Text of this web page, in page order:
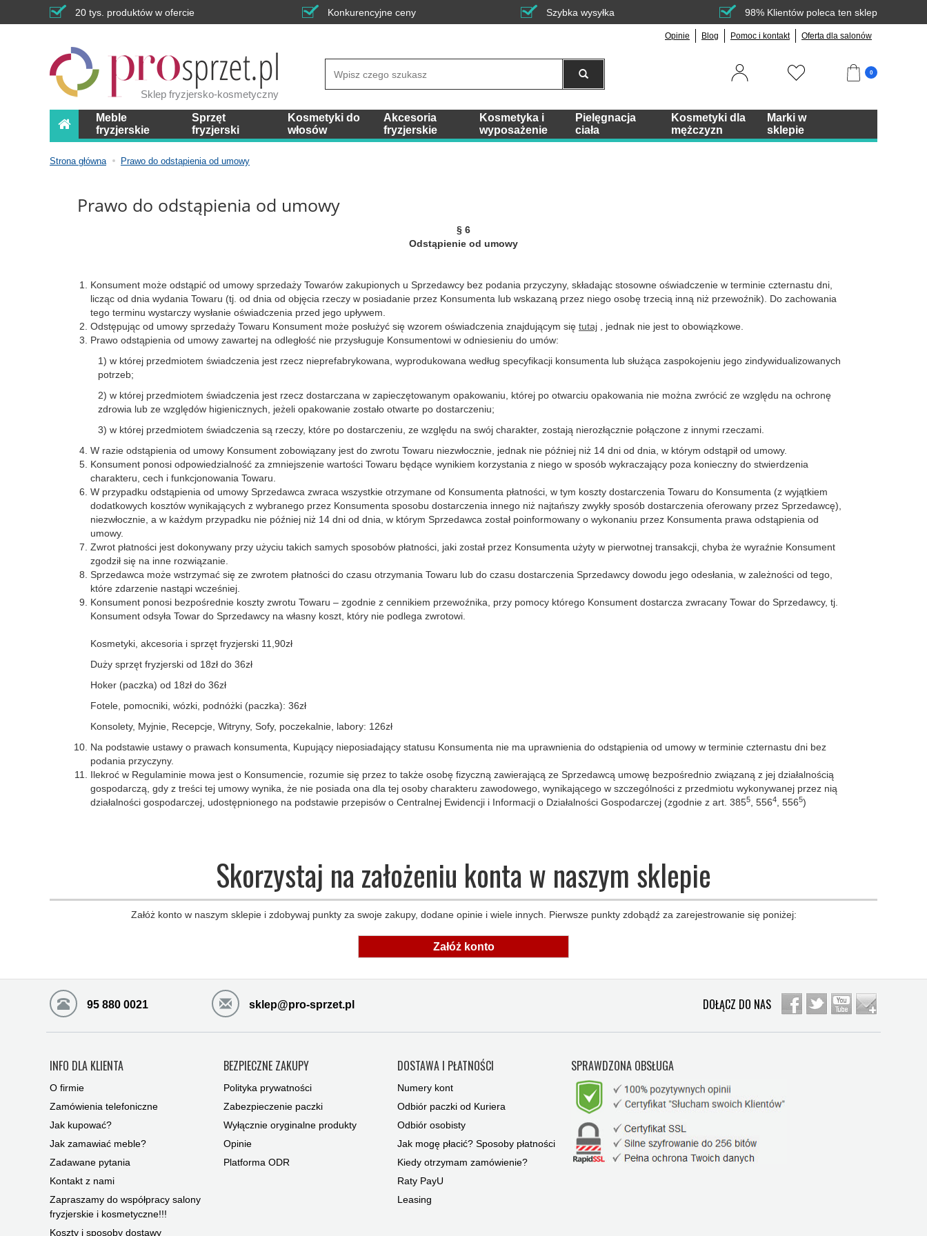
20 tys. produktów w ofercie Konkurencyjne ceny Szybka wysyłka 98% Klientów poleca ten sklep
Opinie Blog Pomoc i kontakt Oferta dla salonów
Sklep fryzjersko-kosmetyczny
0
Meble
fryzjerskie
Sprzęt
fryzjerski
Kosmetyki do
włosów
Akcesoria
fryzjerskie
Kosmetyka i
wyposażenie
Pielęgnacja
ciała
Kosmetyki dla
mężczyzn
Marki w
sklepie
Strona główna Prawo do odstąpienia od umowy
Prawo do odstąpienia od umowy
§ 6
Odstąpienie od umowy
Konsument może odstąpić od umowy sprzedaży Towarów zakupionych u Sprzedawcy bez podania przyczyny, składając stosowne oświadczenie w terminie czternastu dni,
licząc od dnia wydania Towaru (tj. od dnia od objęcia rzeczy w posiadanie przez Konsumenta lub wskazaną przez niego osobę trzecią inną niż przewoźnik). Do zachowania
tego terminu wystarczy wysłanie oświadczenia przed jego upływem.
Odstępując od umowy sprzedaży Towaru Konsument może posłużyć się wzorem oświadczenia znajdującym się tutaj , jednak nie jest to obowiązkowe.
Prawo odstąpienia od umowy zawartej na odległość nie przysługuje Konsumentowi w odniesieniu do umów:
1) w której przedmiotem świadczenia jest rzecz nieprefabrykowana, wyprodukowana według specyfikacji konsumenta lub służąca zaspokojeniu jego zindywidualizowanych
potrzeb;
2) w której przedmiotem świadczenia jest rzecz dostarczana w zapieczętowanym opakowaniu, której po otwarciu opakowania nie można zwrócić ze względu na ochronę
zdrowia lub ze względów higienicznych, jeżeli opakowanie zostało otwarte po dostarczeniu;
3) w której przedmiotem świadczenia są rzeczy, które po dostarczeniu, ze względu na swój charakter, zostają nierozłącznie połączone z innymi rzeczami.
W razie odstąpienia od umowy Konsument zobowiązany jest do zwrotu Towaru niezwłocznie, jednak nie później niż 14 dni od dnia, w którym odstąpił od umowy.
Konsument ponosi odpowiedzialność za zmniejszenie wartości Towaru będące wynikiem korzystania z niego w sposób wykraczający poza konieczny do stwierdzenia
charakteru, cech i funkcjonowania Towaru.
W przypadku odstąpienia od umowy Sprzedawca zwraca wszystkie otrzymane od Konsumenta płatności, w tym koszty dostarczenia Towaru do Konsumenta (z wyjątkiem
dodatkowych kosztów wynikających z wybranego przez Konsumenta sposobu dostarczenia innego niż najtańszy zwykły sposób dostarczenia oferowany przez Sprzedawcę),
niezwłocznie, a w każdym przypadku nie później niż 14 dni od dnia, w którym Sprzedawca został poinformowany o wykonaniu przez Konsumenta prawa odstąpienia od
umowy.
Zwrot płatności jest dokonywany przy użyciu takich samych sposobów płatności, jaki został przez Konsumenta użyty w pierwotnej transakcji, chyba że wyraźnie Konsument
zgodził się na inne rozwiązanie.
Sprzedawca może wstrzymać się ze zwrotem płatności do czasu otrzymania Towaru lub do czasu dostarczenia Sprzedawcy dowodu jego odesłania, w zależności od tego,
które zdarzenie nastąpi wcześniej.
Konsument ponosi bezpośrednie koszty zwrotu Towaru – zgodnie z cennikiem przewoźnika, przy pomocy którego Konsument dostarcza zwracany Towar do Sprzedawcy, tj.
Konsument odsyła Towar do Sprzedawcy na własny koszt, który nie podlega zwrotowi.
Kosmetyki, akcesoria i sprzęt fryzjerski 11,90zł
Duży sprzęt fryzjerski od 18zł do 36zł
Hoker (paczka) od 18zł do 36zł
Fotele, pomocniki, wózki, podnóżki (paczka): 36zł
Konsolety, Myjnie, Recepcje, Witryny, Sofy, poczekalnie, labory: 126zł
Na podstawie ustawy o prawach konsumenta, Kupujący nieposiadający statusu Konsumenta nie ma uprawnienia do odstąpienia od umowy w terminie czternastu dni bez
podania przyczyny.
Ilekroć w Regulaminie mowa jest o Konsumencie, rozumie się przez to także osobę fizyczną zawierającą ze Sprzedawcą umowę bezpośrednio związaną z jej działalnością
gospodarczą, gdy z treści tej umowy wynika, że nie posiada ona dla tej osoby charakteru zawodowego, wynikającego w szczególności z przedmiotu wykonywanej przez nią
działalności gospodarczej, udostępnionego na podstawie przepisów o Centralnej Ewidencji i Informacji o Działalności Gospodarczej (zgodnie z art. 3855 , 5564 , 5565)
Skorzystaj na założeniu konta w naszym sklepie
Załóż konto w naszym sklepie i zdobywaj punkty za swoje zakupy, dodane opinie i wiele innych. Pierwsze punkty zdobądź za zarejestrowanie się poniżej:
Załóż konto
95 880 0021 sklep@pro-sprzet.pl DOŁĄCZ DO NAS
INFO DLA KLIENTA
O firmie
Zamówienia telefoniczne
Jak kupować?
Jak zamawiać meble?
Zadawane pytania
Kontakt z nami
Zapraszamy do współpracy salony
fryzjerskie i kosmetyczne!!!
Koszty i sposoby dostawy
BEZPIECZNE ZAKUPY
Polityka prywatności
Zabezpieczenie paczki
Wyłącznie oryginalne produkty
Opinie
Platforma ODR
DOSTAWA I PŁATNOŚCI
Numery kont
Odbiór paczki od Kuriera
Odbiór osobisty
Jak mogę płacić? Sposoby płatności
Kiedy otrzymam zamówienie?
Raty PayU
Leasing
SPRAWDZONA OBSŁUGA